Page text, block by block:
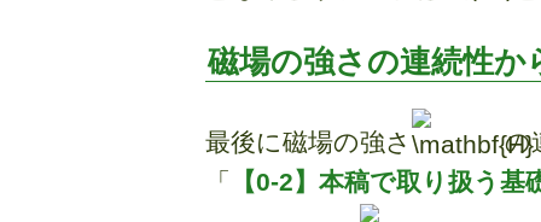
磁場の強さの連続性か
最後に磁場の強さ
の
「
【0-2】本稿で取り扱う基